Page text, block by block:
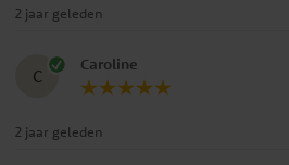
2 jaar geleden
C
Caroline
2 jaar geleden